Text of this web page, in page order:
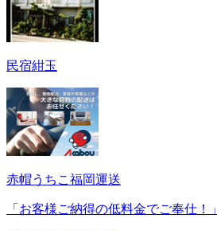
民宿紺玉
赤帽うちこ福岡運送
「お客様ご納得の低料金でご奉仕！」